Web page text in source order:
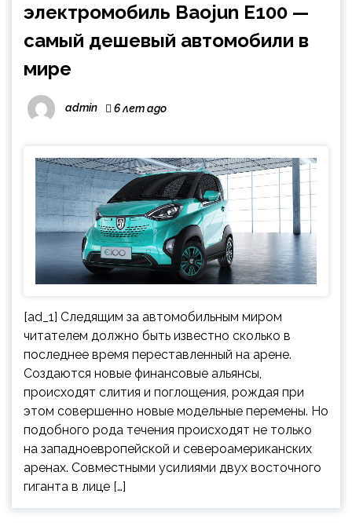
электромобиль Baojun E100 —
самый дешевый автомобили в
мире
admin 6 лет ago
[ad_1] Следящим за автомобильным миром
читателем должно быть известно сколько в
последнее время переставленный на арене.
Создаются новые финансовые альянсы,
происходят слития и поглощения, рождая при
этом совершенно новые модельные перемены. Но
подобного рода течения происходят не только
на западноевропейской и североамериканских
аренах. Совместными усилиями двух восточного
гиганта в лице […]